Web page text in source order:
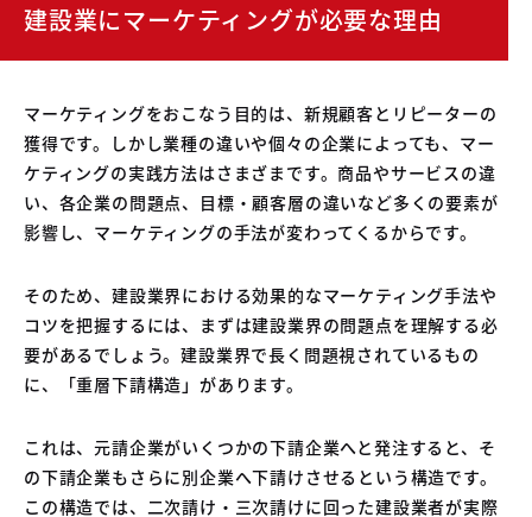
03 RELIVE
04 中古車買取販売テンペスト
05 NOJ岡山店
建設業にマーケティングが必要な理由
マーケティングをおこなう目的は、新規顧客とリピーターの
獲得です。しかし業種の違いや個々の企業によっても、マー
ケティングの実践方法はさまざまです。商品やサービスの違
い、各企業の問題点、目標・顧客層の違いなど多くの要素が
影響し、マーケティングの手法が変わってくるからです。
そのため、建設業界における効果的なマーケティング手法や
コツを把握するには、まずは建設業界の問題点を理解する必
要があるでしょう。建設業界で長く問題視されているもの
に、「重層下請構造」があります。
これは、元請企業がいくつかの下請企業へと発注すると、そ
の下請企業もさらに別企業へ下請けさせるという構造です。
この構造では、二次請け・三次請けに回った建設業者が実際